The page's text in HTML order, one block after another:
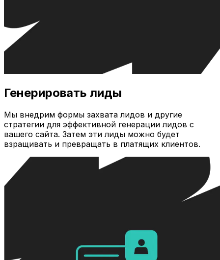
Генерировать лиды
Мы внедрим формы захвата лидов и другие
стратегии для эффективной генерации лидов с
вашего сайта. Затем эти лиды можно будет
взращивать и превращать в платящих клиентов.